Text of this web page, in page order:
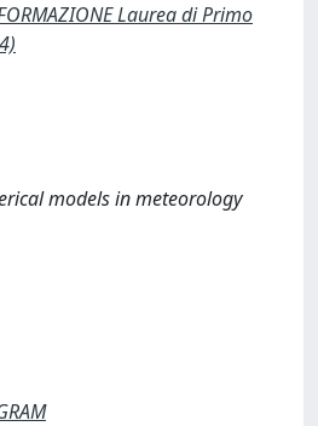
Laurea di Primo
models in meteorology